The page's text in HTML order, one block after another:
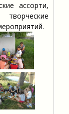
ассорти,